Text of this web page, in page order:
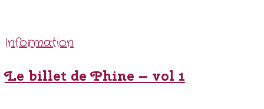
Information
Le billet de Phine – vol 1